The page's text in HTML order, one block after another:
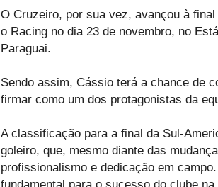
O Cruzeiro, por sua vez, avançou à
o Racing no dia 23 de novembro, no
Paraguai.
Sendo assim, Cássio terá a chance de
firmar como um dos protagonistas da
A classificação para a final da Sul-
goleiro, que, mesmo diante das
profissionalismo e dedicação em